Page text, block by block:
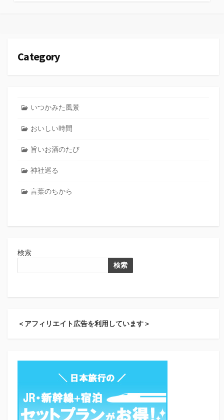
Category
いつかみた風景
おいしい時間
旨いお酒のたび
神社巡る
言葉のちから
検索
検索
＜アフィリエイト広告を利用しています＞